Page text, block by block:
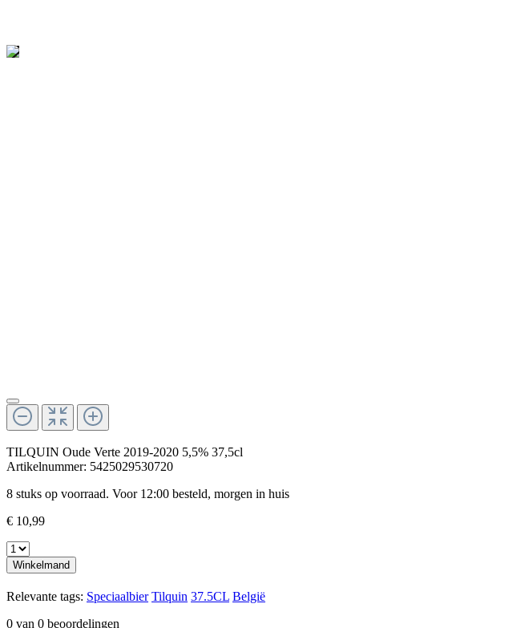
TILQUIN Oude Verte 2019-2020 5,5% 37,5cl
Artikelnummer: 5425029530720
8 stuks op voorraad. Voor 12:00 besteld, morgen in huis
€ 10,99
Winkelmand
Relevante tags: Speciaalbier Tilquin 37.5CL België
0 van 0 beoordelingen